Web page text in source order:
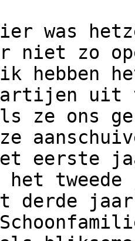
was
niet zo
hebben
uit
ze ons
eerste
tweede
derde